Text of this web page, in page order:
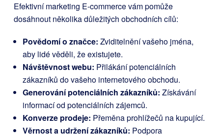
Efektivní marketing E-commerce vám pomůže
dosáhnout několika důležitých obchodních cílů:
Povědomí o značce: Zviditelnění vašeho jména,
aby lidé věděli, že existujete.
Návštěvnost webu: Přilákání potenciálních
zákazníků do vašeho internetového obchodu.
Generování potenciálních zákazníků: Získávání
informací od potenciálních zájemců.
Konverze prodeje: Přeměna prohlížečů na kupující.
Věrnost a udržení zákazníků: Podpora